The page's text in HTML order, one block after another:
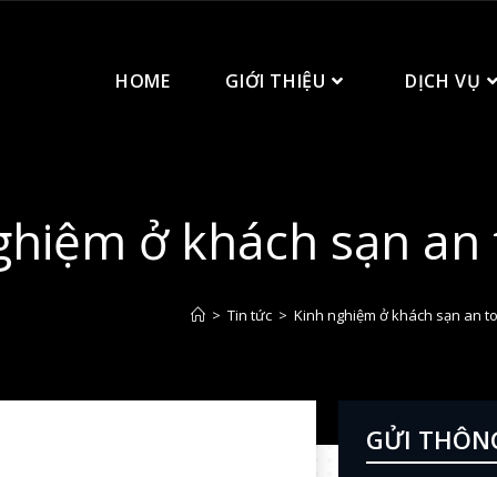
HOME GIỚI THIỆU DỊCH VỤ
ở khách sạn
> Tin tức > Kinh nghiệm ở khách sạn an
GỬI